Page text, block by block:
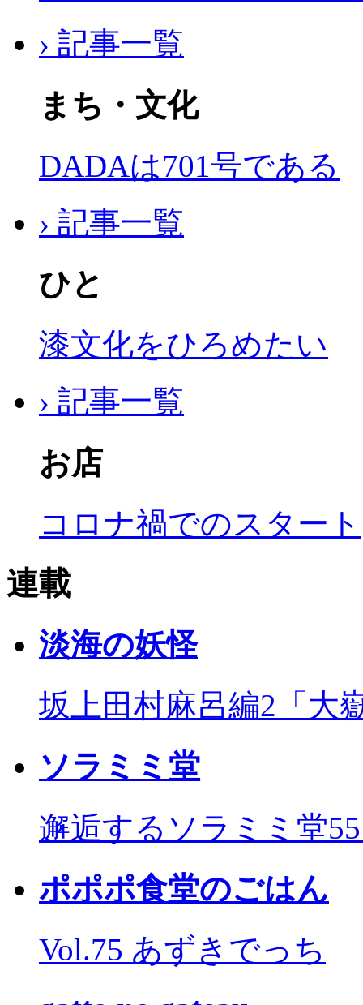
› 記事一覧
まち・文化
DADAは701号である
› 記事一覧
ひと
漆文化をひろめたい
› 記事一覧
お店
コロナ禍でのスタート
連載
淡海の妖怪
坂上田村麻呂編2「大
ソラミミ堂
邂逅するソラミミ堂
ポポポ食堂のごはん
Vol.75 あずきでっち